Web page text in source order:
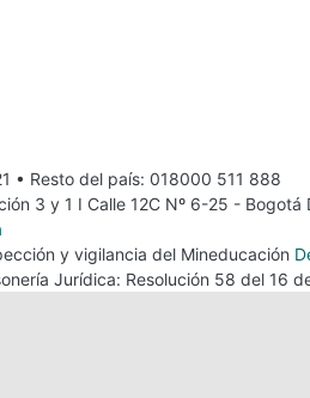
• Resto del país: 018000 511 888
3 y 1 I Calle 12C Nº 6-25 - Bogotá
y vigilancia del Mineducación
Jurídica: Resolución 58 del 16